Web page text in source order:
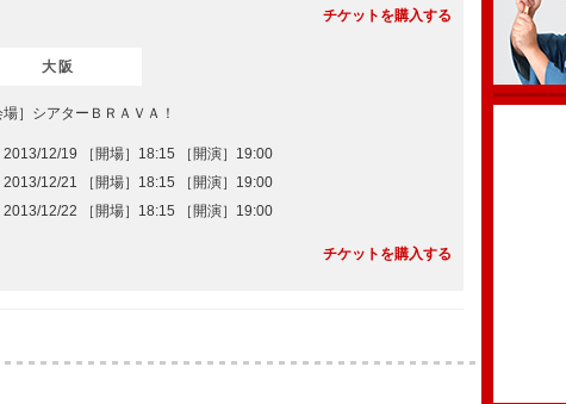
チケットを購入する
大阪
］シアターＢＲＡＶＡ！
2013/12/19 ［開場］18:15 ［開演］19:00
2013/12/21 ［開場］18:15 ［開演］19:00
2013/12/22 ［開場］18:15 ［開演］19:00
チケットを購入する